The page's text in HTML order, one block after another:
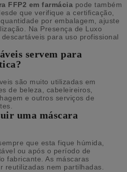
FFP2 em farmácia pode também
que verifique a certificação,
por embalagem, ajuste
Na Presença de Luxo
para uso profissional
servem para
são muito utilizadas em
de beleza, cabeleireiros,
e outros serviços de
uma máscara
que esta fique húmida,
ou após o período de
fabricante. As máscaras
reutilizadas nem partilhadas.